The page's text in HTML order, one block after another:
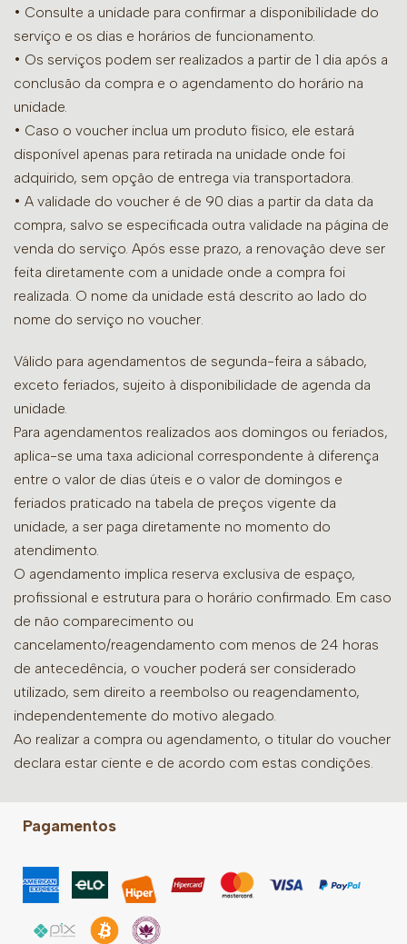
• Consulte a unidade para confirmar a disponibilidade do
serviço e os dias e horários de funcionamento.
• Os serviços podem ser realizados a partir de 1 dia após a
conclusão da compra e o agendamento do horário na
unidade.
• Caso o voucher inclua um produto físico, ele estará
disponível apenas para retirada na unidade onde foi
adquirido, sem opção de entrega via transportadora.
• A validade do voucher é de 90 dias a partir da data da
compra, salvo se especificada outra validade na página de
venda do serviço. Após esse prazo, a renovação deve ser
feita diretamente com a unidade onde a compra foi
realizada. O nome da unidade está descrito ao lado do
nome do serviço no voucher.
Válido para agendamentos de segunda-feira a sábado,
exceto feriados, sujeito à disponibilidade de agenda da
unidade.
Para agendamentos realizados aos domingos ou feriados,
aplica-se uma taxa adicional correspondente à diferença
entre o valor de dias úteis e o valor de domingos e
feriados praticado na tabela de preços vigente da
unidade, a ser paga diretamente no momento do
atendimento.
O agendamento implica reserva exclusiva de espaço,
profissional e estrutura para o horário confirmado. Em caso
de não comparecimento ou
cancelamento/reagendamento com menos de 24 horas
de antecedência, o voucher poderá ser considerado
utilizado, sem direito a reembolso ou reagendamento,
independentemente do motivo alegado.
Ao realizar a compra ou agendamento, o titular do voucher
declara estar ciente e de acordo com estas condições.
Pagamentos